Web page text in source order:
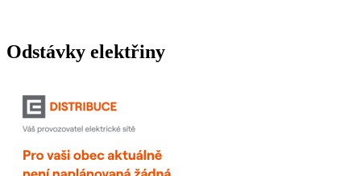
Odstávky elektřiny